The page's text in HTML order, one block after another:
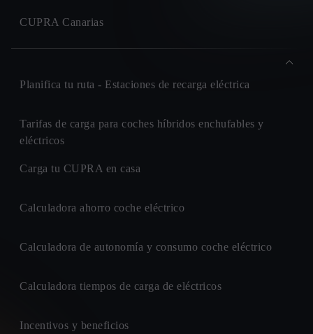
CUPRA Canarias
Planifica tu ruta - Estaciones de recarga eléctrica
Tarifas de carga para coches híbridos enchufables y
eléctricos
Carga tu CUPRA en casa
Calculadora ahorro coche eléctrico
Calculadora de autonomía y consumo coche eléctrico
Calculadora tiempos de carga de eléctricos
Incentivos y beneficios